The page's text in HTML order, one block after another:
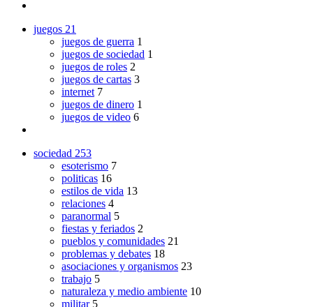
juegos 21
juegos de guerra 1
juegos de sociedad 1
juegos de roles 2
juegos de cartas 3
internet 7
juegos de dinero 1
juegos de video 6
sociedad 253
esoterismo 7
politicas 16
estilos de vida 13
relaciones 4
paranormal 5
fiestas y feriados 2
pueblos y comunidades 21
problemas y debates 18
asociaciones y organismos 23
trabajo 5
naturaleza y medio ambiente 10
militar 5